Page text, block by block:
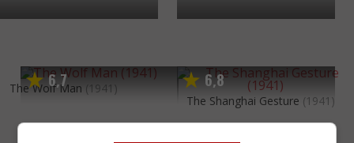
6,7
The Wolf Man (1941) 6,8
The Shanghai Gesture (1941)